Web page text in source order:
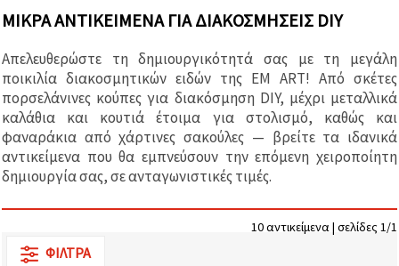
παρόμοιες
τεχνολογίες
διασφαλίσουμε
τη σωστή
λειτουργία
του
ιστότοπου,
βελτιώσουμε
την
εμπειρία
σας και, με
αναλύουμε
την
ΜΙΚΡΆ ΑΝΤΙΚΕΊΜΕΝΑ ΓΙΑ ΔΙΑΚΟΣΜΉΣΕΙΣ DIY
Απελευθερώστε τη δημιουργικότητά σας με τη μεγάλη
ποικιλία διακοσμητικών ειδών της EM ART! Από σκέτες
πορσελάνινες κούπες για διακόσμηση DIY, μέχρι μεταλλικά
καλάθια και κουτιά έτοιμα για στολισμό, καθώς και
φαναράκια από χάρτινες σακούλες — βρείτε τα ιδανικά
αντικείμενα που θα εμπνεύσουν την επόμενη χειροποίητη
δημιουργία σας, σε ανταγωνιστικές τιμές.
10 αντικείμενα | σελίδες 1/1
ΦΊΛΤΡΑ